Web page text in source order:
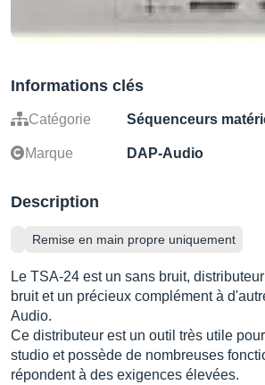
Informations clés
Catégorie Séquenceurs
Marque DAP-Audio
Description
Remise en main propre uniquement
Le TSA-24 est un sans bruit,
bruit et un précieux complément à
Audio.
Ce distributeur est un outil très utile
studio et possède de nombreuses
répondent à des exigences élevées.